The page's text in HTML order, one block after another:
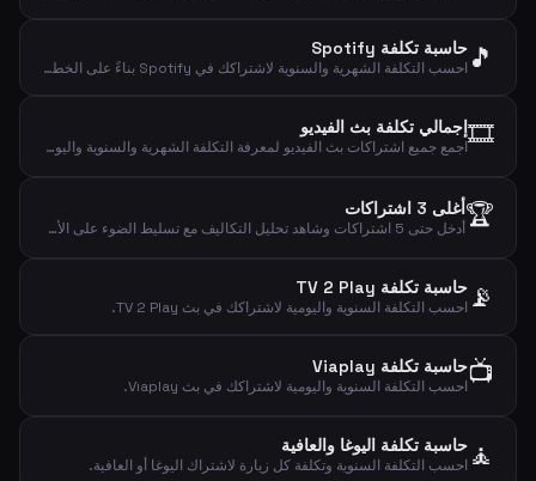
🎵 حاسبة تكلفة Spotify
احسب التكلفة الشهرية والسنوية لاشتراكك في Spotify بناءً على الخطة المختارة.
🎞️إجمالي تكلفة بث الفيديو
اجمع جميع اشتراكات بث الفيديو لمعرفة التكلفة الشهرية والسنوية واليومية الإجمالية.
🏆أغلى 3 اشتراكات
أدخل حتى 5 اشتراكات وشاهد تحليل التكاليف مع تسليط الضوء على الأغلى.
📡 حاسبة تكلفة TV 2 Play
احسب التكلفة السنوية واليومية لاشتراكك في بث TV 2 Play.
📺حاسبة تكلفة Viaplay
احسب التكلفة السنوية واليومية لاشتراكك في بث Viaplay.
🧘 حاسبة تكلفة اليوغا والعافية
احسب التكلفة السنوية وتكلفة كل زيارة لاشتراك اليوغا أو العافية.